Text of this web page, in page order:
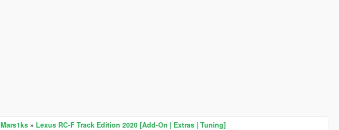
Mars1ks » Lexus RC-F Track Edition 2020 [Add-On | Extras | Tuning]